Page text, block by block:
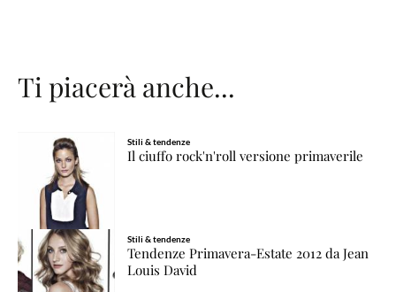
Ti piacerà anche...
Stili & tendenze
Il ciuffo rock'n'roll versione primaverile
Stili & tendenze
Tendenze Primavera-Estate 2012 da Jean
Louis David